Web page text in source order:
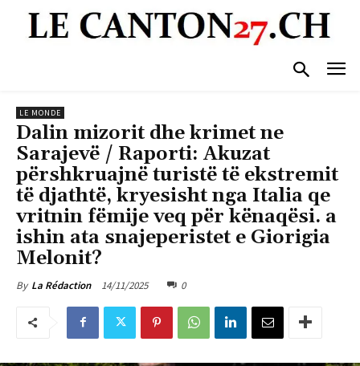
LE MONDE
Dalin mizorit dhe krimet ne
Sarajevë / Raporti: Akuzat
përshkruajnë turistë të ekstremit
të djathtë, kryesisht nga Italia qe
vritnin fëmije veq për kënaqësi. a
ishin ata snajeperistet e Giorigia
Melonit?
By La Rédaction 14/11/2025 0